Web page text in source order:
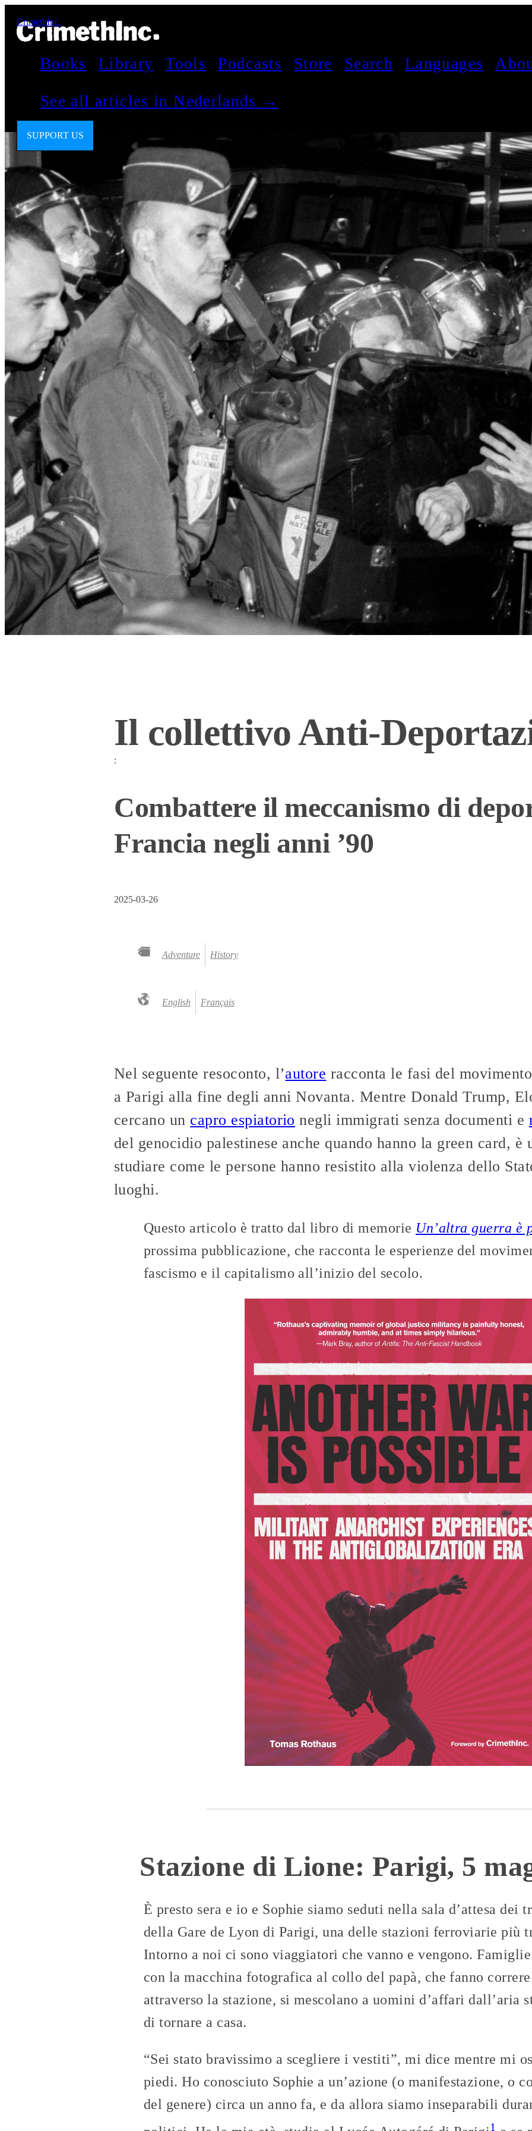
CrimethInc.
Books Library Tools Podcasts Store Search Languages
See all articles in Nederlands →
SUPPORT US
Il collettivo Anti-
:
Combattere il meccanismo di
Francia negli anni ’90
2025-03-26
Adventure History
English Français
Nel seguente resoconto, l’autore racconta le fasi del
a Parigi alla fine degli anni Novanta. Mentre Donald Trump,
cercano un capro espiatorio negli immigrati senza documenti e
del genocidio palestinese anche quando hanno la green card, è
studiare come le persone hanno resistito alla violenza dello
luoghi.
Questo articolo è tratto dal libro di memorie Un’altra guerra è
prossima pubblicazione, che racconta le esperienze del
fascismo e il capitalismo all’inizio del secolo.
Stazione di Lione: Parigi, 5
È presto sera e io e Sophie siamo seduti nella sala d’attesa dei
della Gare de Lyon di Parigi, una delle stazioni ferroviarie più
Intorno a noi ci sono viaggiatori che vanno e vengono.
con la macchina fotografica al collo del papà, che fanno
attraverso la stazione, si mescolano a uomini d’affari dall’aria
di tornare a casa.
“Sei stato bravissimo a scegliere i vestiti”, mi dice mentre mi
piedi. Ho conosciuto Sophie a un’azione (o manifestazione, o
del genere) circa un anno fa, e da allora siamo inseparabili
1